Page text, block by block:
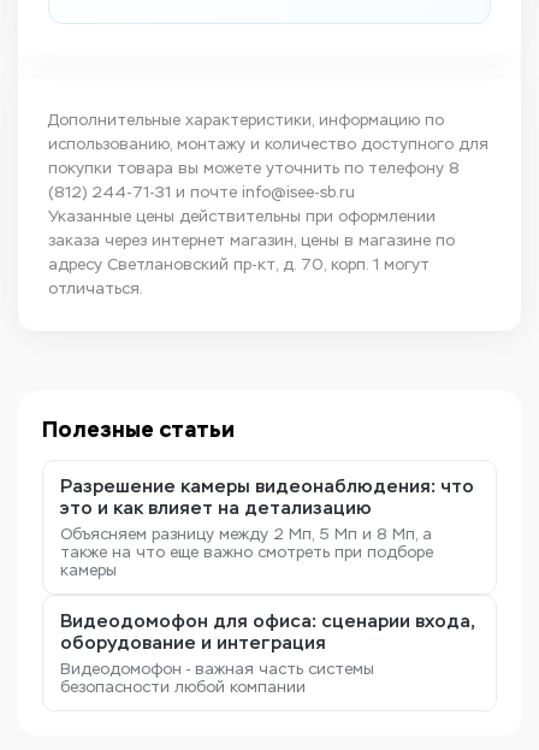
Дополнительные характеристики, информацию по
использованию, монтажу и количество доступного для
покупки товара вы можете уточнить по телефону 8
(812) 244-71-31 и почте info@isee-sb.ru
Указанные цены действительны при оформлении
заказа через интернет магазин, цены в магазине по
адресу Светлановский пр-кт, д. 70, корп. 1 могут
отличаться.
Полезные статьи
Разрешение камеры видеонаблюдения: что
это и как влияет на детализацию
Объясняем разницу между 2 Мп, 5 Мп и 8 Мп, а
также на что еще важно смотреть при подборе
камеры
Видеодомофон для офиса: сценарии входа,
оборудование и интеграция
Видеодомофон - важная часть системы
безопасности любой компании